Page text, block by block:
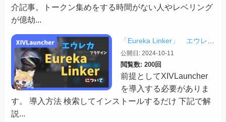
介記事。トークン集めをする時間がない人やレベリング
が億劫...
「Eureka Linker」 エウレカでの便利プラグイン【2024/10/11更新】
公開日: 2024-10-11
閲覧数: 200回
前提としてXIVLauncher
を導入する必要がありま
す。 導入方法 検索してインストールするだけ 下記で解
説...